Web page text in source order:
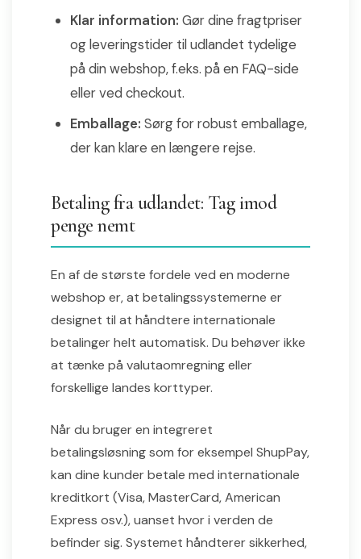
Klar information: Gør dine fragtpriser
og leveringstider til udlandet tydelige
på din webshop, f.eks. på en FAQ-side
eller ved checkout.
Emballage: Sørg for robust emballage,
der kan klare en længere rejse.
Betaling fra udlandet: Tag imod
penge nemt
En af de største fordele ved en moderne
webshop er, at betalingssystemerne er
designet til at håndtere internationale
betalinger helt automatisk. Du behøver ikke
at tænke på valutaomregning eller
forskellige landes korttyper.
Når du bruger en integreret
betalingsløsning som for eksempel ShupPay,
kan dine kunder betale med internationale
kreditkort (Visa, MasterCard, American
Express osv.), uanset hvor i verden de
befinder sig. Systemet håndterer sikkerhed,